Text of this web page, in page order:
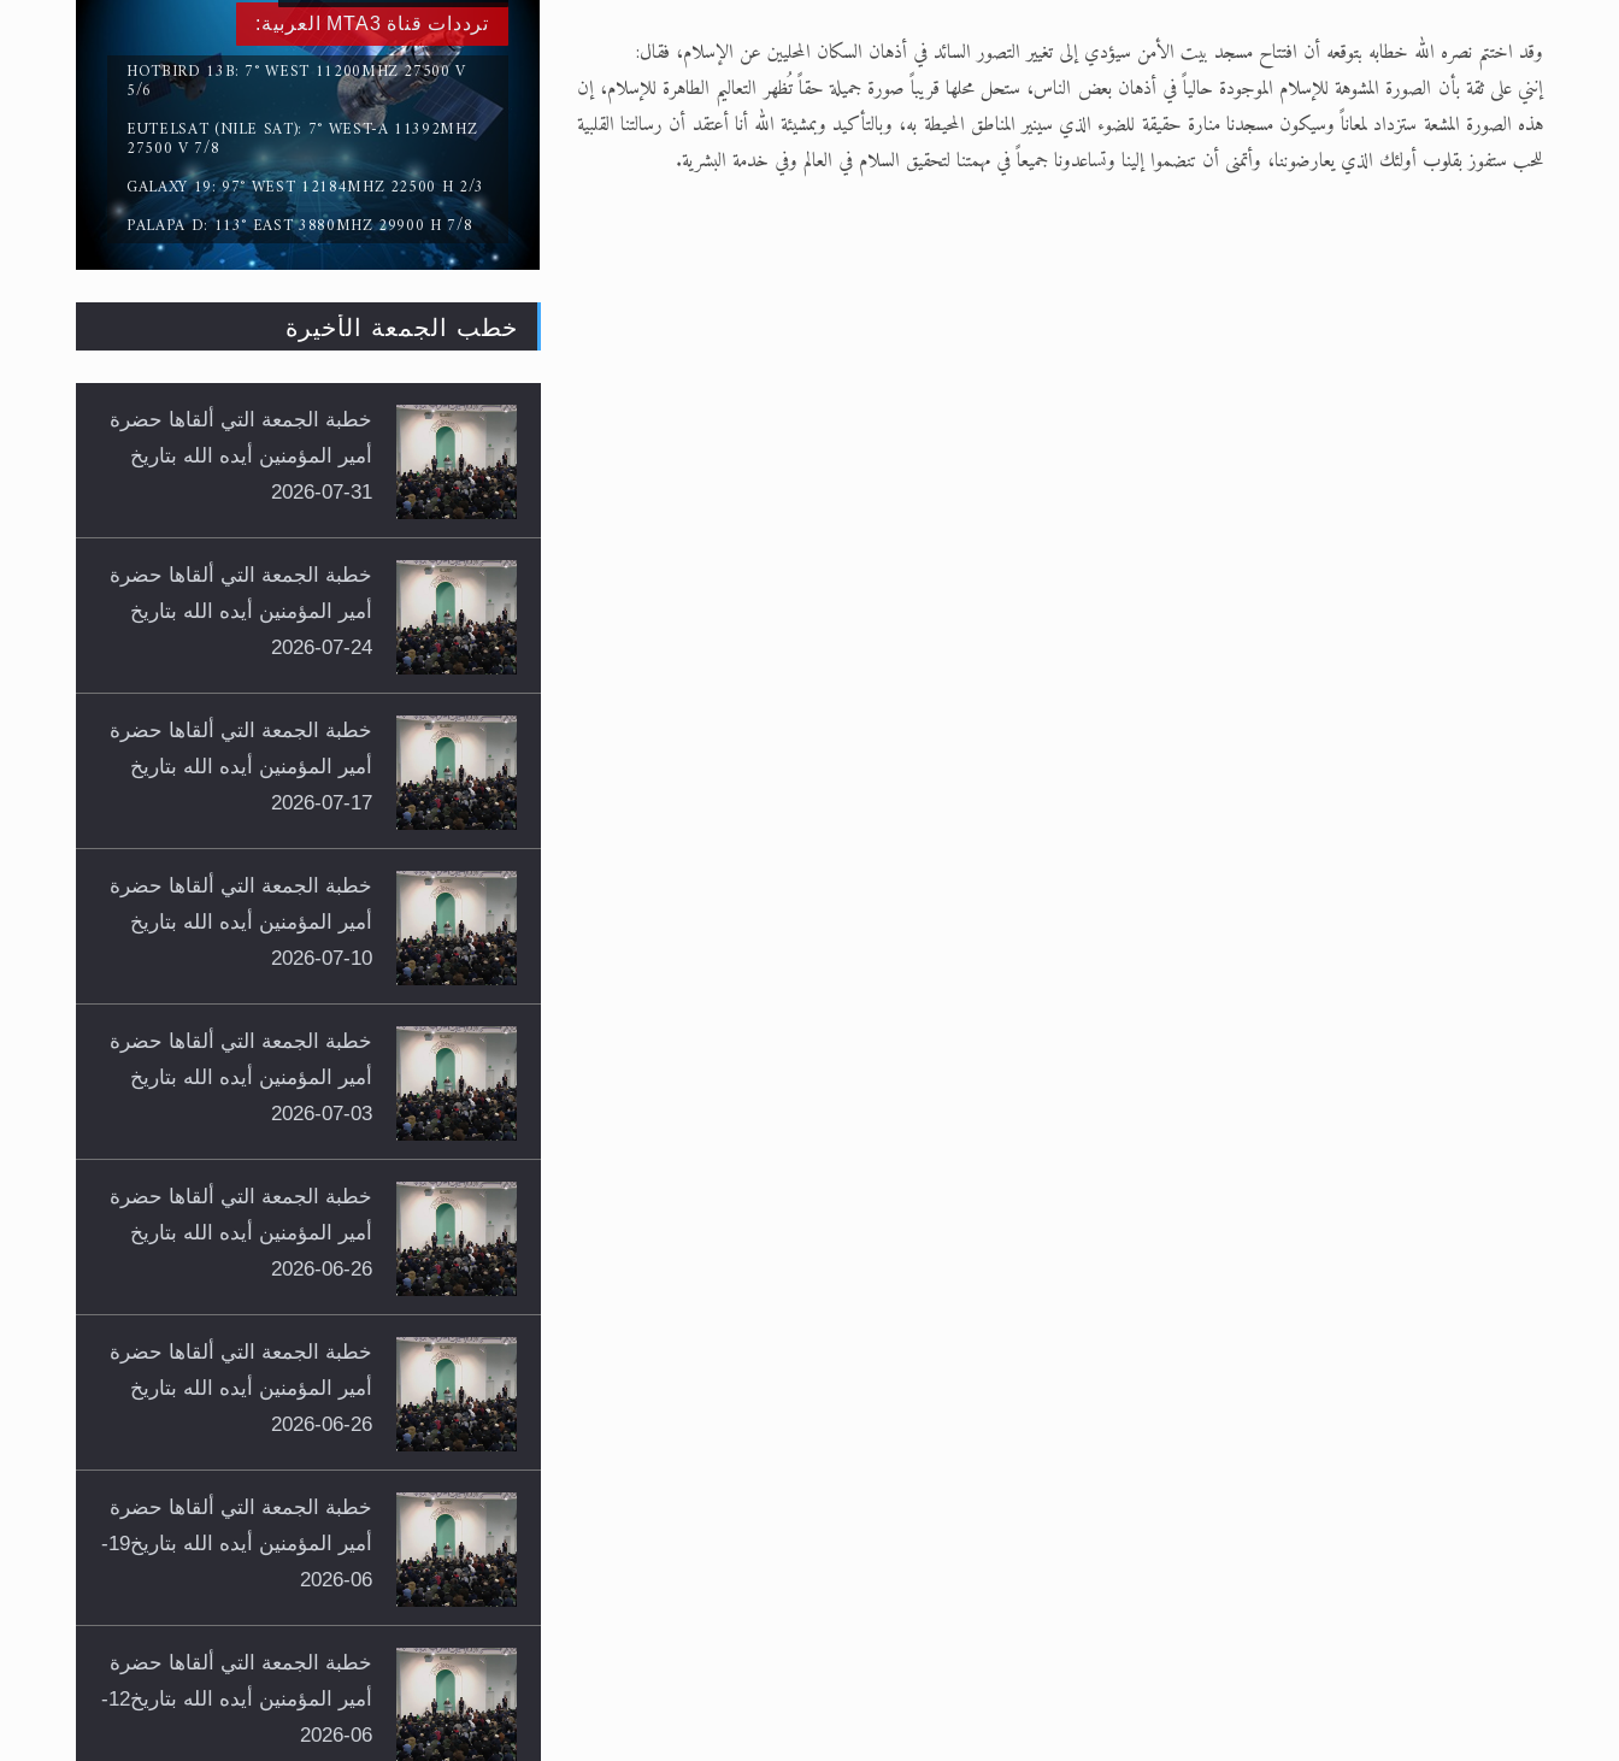
وقد اختتم نصره الله خطابه بتوقعه أن افتتاح مسجد بيت الأمن سيؤدي إلى تغيير التصور السائد في أذهان السكان المحليين عن الإسلام، فقال:
إنني على ثقة بأن الصورة المشوهة للإسلام الموجودة حالياً في أذهان بعض الناس، ستحل محلها قريباً صورة جميلة حقاً تُظهر التعاليم الطاهرة للإسلام، إن
هذه الصورة المشعة ستزداد لمعاناً وسيكون مسجدنا منارة حقيقة للضوء الذي سينير المناطق المحيطة به، وبالتأكيد وبمشيئة الله أنا أعتقد أن رسالتنا القلبية
للحب ستفوز بقلوب أولئك الذي يعارضوننا، وأتمنى أن تنضموا إلينا وتساعدونا جميعاً في مهمتنا لتحقيق السلام في العالم وفي خدمة البشرية.
القرآن قاضٍ وحكمٌ على السنة
ومهيمنٌ عليها.. ليس العكس
ترددات قناة MTA3 العربية:
HOTBIRD 13B: 7° WEST 11200MHZ 27500 V
5/6
EUTELSAT (NILE SAT): 7° WEST-A 11392MHZ
27500 V 7/8
GALAXY 19: 97° WEST 12184MHZ 22500 H 2/3
PALAPA D: 113° EAST 3880MHZ 29900 H 7/8
خطب الجمعة الأخيرة
خطبة الجمعة التي ألقاها حضرة
أمير المؤمنين أيده الله بتاريخ
31-07-2026
خطبة الجمعة التي ألقاها حضرة
أمير المؤمنين أيده الله بتاريخ
24-07-2026
خطبة الجمعة التي ألقاها حضرة
أمير المؤمنين أيده الله بتاريخ
17-07-2026
خطبة الجمعة التي ألقاها حضرة
أمير المؤمنين أيده الله بتاريخ
10-07-2026
خطبة الجمعة التي ألقاها حضرة
أمير المؤمنين أيده الله بتاريخ
03-07-2026
خطبة الجمعة التي ألقاها حضرة
أمير المؤمنين أيده الله بتاريخ
26-06-2026
خطبة الجمعة التي ألقاها حضرة
أمير المؤمنين أيده الله بتاريخ
26-06-2026
خطبة الجمعة التي ألقاها حضرة
أمير المؤمنين أيده الله بتاريخ19-
06-2026
خطبة الجمعة التي ألقاها حضرة
أمير المؤمنين أيده الله بتاريخ12-
06-2026